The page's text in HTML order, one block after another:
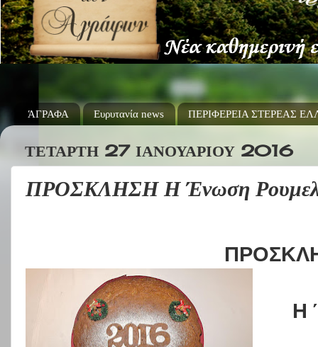
ΆΓΡΑΦΑ Ευρυτανία news ΠΕΡΙΦΕΡΕΙΑ ΣΤΕΡΕΑΣ
ΤΕΤΆΡΤΗ 27 ΙΑΝΟΥΑΡΊΟΥ 2016
ΠΡΟΣΚΛΗΣΗ Η Ένωση
Η